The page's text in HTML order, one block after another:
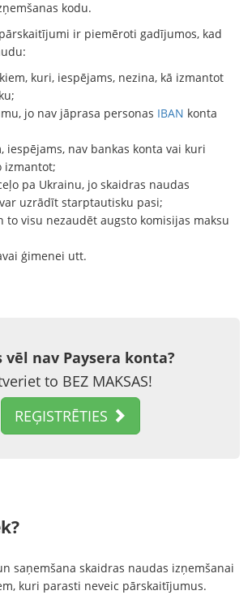
kodu.
ir piemēroti gadījumos, kad
kuri, iespējams, nezina, kā izmantot
jo nav jāprasa personas IBAN konta
iespējams, nav bankas konta vai kuri
izmantot;
pa Ukrainu, jo skaidras naudas
uzrādīt starptautisku pasi;
to visu nezaudēt augsto komisijas maksu
ģimenei utt.
vēl nav Paysera konta?
to BEZ MAKSAS!
REĢISTRĒTIES
saņemšana skaidras naudas izņemšanai
kuri parasti neveic pārskaitījumus.